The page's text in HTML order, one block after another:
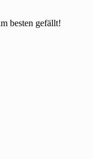
besten gefällt!